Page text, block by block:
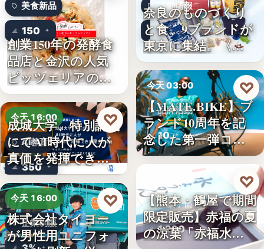
美食新品
150
創業150年の発酵食
品店と金沢の人気
ピッツェリアのコ
ラボ…
今天 16:00
AI教育
350
成城大学、特別講義
にてAI時代に人が
真価を発揮できる
理由…
♡
今天 16:00
企業制服
株式会社タイヨー
が男性用ユニフォ
♡
活動情報
9
奈良のものづくり
と食、9ブランドが
東京に集結。〈…
今天 03:00
品牌活動
10
【MATE.BIKE】ブ
ランド10周年を記
念した第一弾コ…
♡
今天 03:00
和菓子情報
1,200
【熊本・鶴屋で期間
限定販売】赤福の夏
の涼菓「赤福水よ
♡